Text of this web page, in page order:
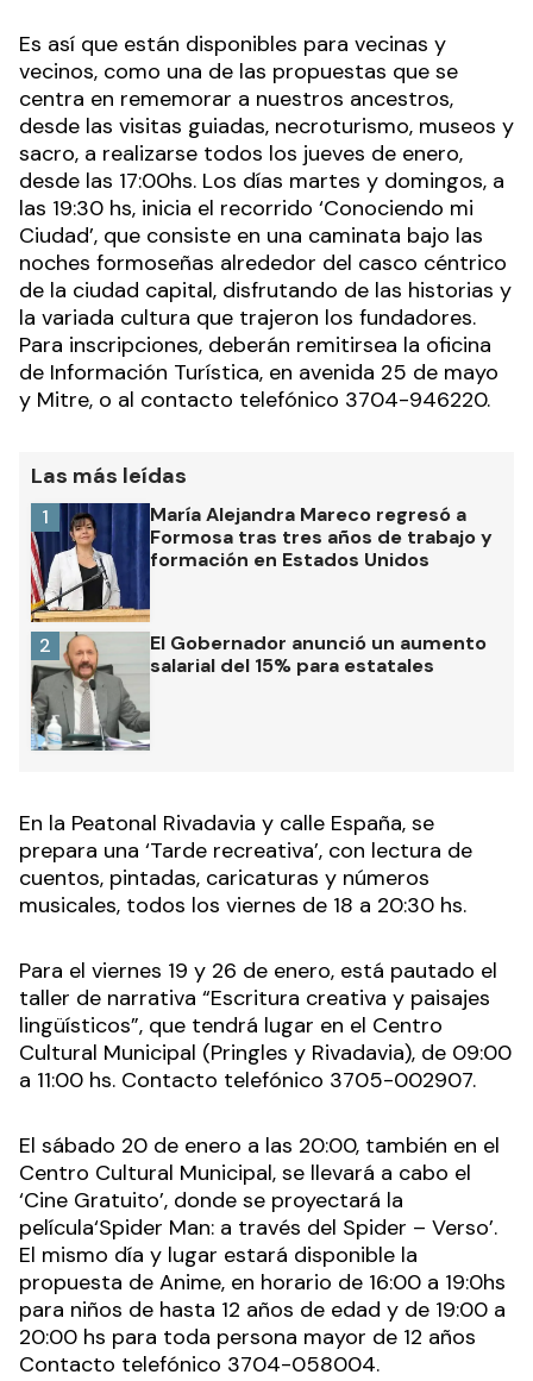
Es así que están disponibles para vecinas y
vecinos, como una de las propuestas que se
centra en rememorar a nuestros ancestros,
desde las visitas guiadas, necroturismo, museos y
sacro, a realizarse todos los jueves de enero,
desde las 17:00hs. Los días martes y domingos, a
las 19:30 hs, inicia el recorrido ‘Conociendo mi
Ciudad’, que consiste en una caminata bajo las
noches formoseñas alrededor del casco céntrico
de la ciudad capital, disfrutando de las historias y
la variada cultura que trajeron los fundadores.
Para inscripciones, deberán remitirsea la oficina
de Información Turística, en avenida 25 de mayo
y Mitre, o al contacto telefónico 3704-946220.
Las más leídas
María Alejandra Mareco regresó a
Formosa tras tres años de trabajo y
formación en Estados Unidos
1
El Gobernador anunció un aumento
salarial del 15% para estatales
2
En la Peatonal Rivadavia y calle España, se
prepara una ‘Tarde recreativa’, con lectura de
cuentos, pintadas, caricaturas y números
musicales, todos los viernes de 18 a 20:30 hs.
Para el viernes 19 y 26 de enero, está pautado el
taller de narrativa “Escritura creativa y paisajes
lingüísticos”, que tendrá lugar en el Centro
Cultural Municipal (Pringles y Rivadavia), de 09:00
a 11:00 hs. Contacto telefónico 3705-002907.
El sábado 20 de enero a las 20:00, también en el
Centro Cultural Municipal, se llevará a cabo el
‘Cine Gratuito’, donde se proyectará la
película‘Spider Man: a través del Spider – Verso’.
El mismo día y lugar estará disponible la
propuesta de Anime, en horario de 16:00 a 19:0hs
para niños de hasta 12 años de edad y de 19:00 a
20:00 hs para toda persona mayor de 12 años
Contacto telefónico 3704-058004.